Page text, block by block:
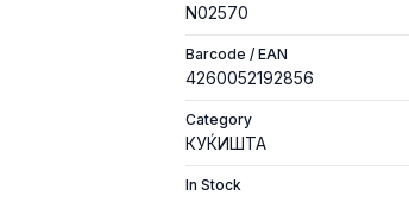
N02570
Barcode / EAN
4260052192856
Category
КУЌИШТА
In Stock